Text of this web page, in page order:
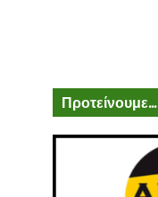
Προτείνουμε...